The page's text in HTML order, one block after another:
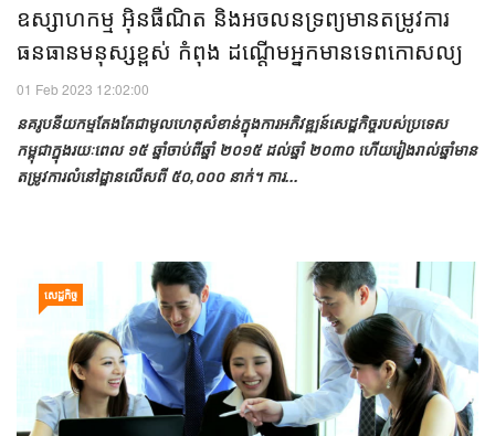
ឧស្សាហកម្ម អ៊ិនធឺណិត និងអចលនទ្រព្យមានតម្រូវការ
ធនធានមនុស្សខ្ពស់ កំពុង ដណ្តើមអ្នកមានទេពកោសល្យ
01 Feb 2023 12:02:00
នគរូបនីយកម្មតែងតែជាមូលហេតុសំខាន់ក្នុងការអភិវឌ្ឍន៍សេដ្ឋកិច្ចរបស់ប្រទេស
កម្ពុជាក្នុងរយៈពេល ១៥ ឆ្នាំចាប់ពីឆ្នាំ ២០១៥ ដល់ឆ្នាំ ២០៣០ ហើយរៀងរាល់ឆ្នាំមាន
តម្រូវការលំនៅដ្ឋានលើសពី ៥០,០០០ នាក់។ ការ...
សេដ្ឋកិច្ច